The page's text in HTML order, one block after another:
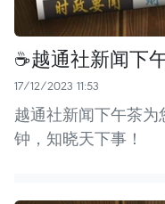
☕️越通社新闻下午
17/12/2023 11:53
越通社新闻下午茶
钟，知晓天下事！